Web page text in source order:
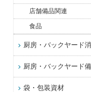
店舗備品関連
食品
厨房・バックヤード
厨房・バックヤード
袋・包装資材